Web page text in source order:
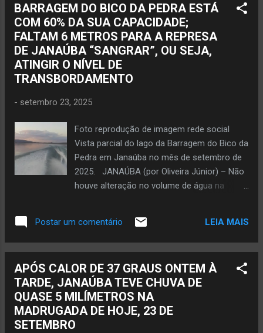
Gorutubana AM no jogo Tupi de Janaúba
contra o Atlético Mineiro pelo Campeonato
Mineiro de Juniores Jota Dias recebeu
homenagem da Câmara Municipal em 2021:
sinto-me uma pessoa de bem dentro de
Janaúba. Foto Oliveira Júnior Jota Dias no
na reportagem da Rádio Sociedade
entre Tupi de Janaúba e Atlético mineiro,
pelo Campeonato Mineiro de Juniores, no
estádio Gentil Lima (Tupizão), em Janaúba.
JANAÚBA (por Oliveira Júnior) – O
comunicador e empresário de sonorização
BARRAGEM DO BICO DA PEDRA ESTÁ
COM 60% DA SUA CAPACIDADE;
FALTAM 6 METROS PARA A REPRESA
DE JANAÚBA “SANGRAR”, OU SEJA,
ATINGIR O NÍVEL DE
TRANSBORDAMENTO
- setembro 23, 2025
Foto reprodução de imagem rede social
Vista parcial do lago da Barragem do Bico da
Pedra em Janaúba no mês de setembro de
2025. JANAÚBA (por Oliveira Júnior) – Não
houve alteração no volume de água na
anterior. Vale ressaltar que nas últimas três
semanas teve o registro de redução
armazenada na represa de Janaúba. São 30
centímetros a menos de água neste mês
numa relação ao mesmo período de
setembro do ano passado. O site do
jornalista Oliveira Júnior constatou que
Postar um comentário LEIA MAIS
APÓS CALOR DE 37 GRAUS ONTEM À
TARDE, JANAÚBA TEVE CHUVA DE
QUASE 5 MILÍMETROS NA
MADRUGADA DE HOJE, 23 DE
SETEMBRO